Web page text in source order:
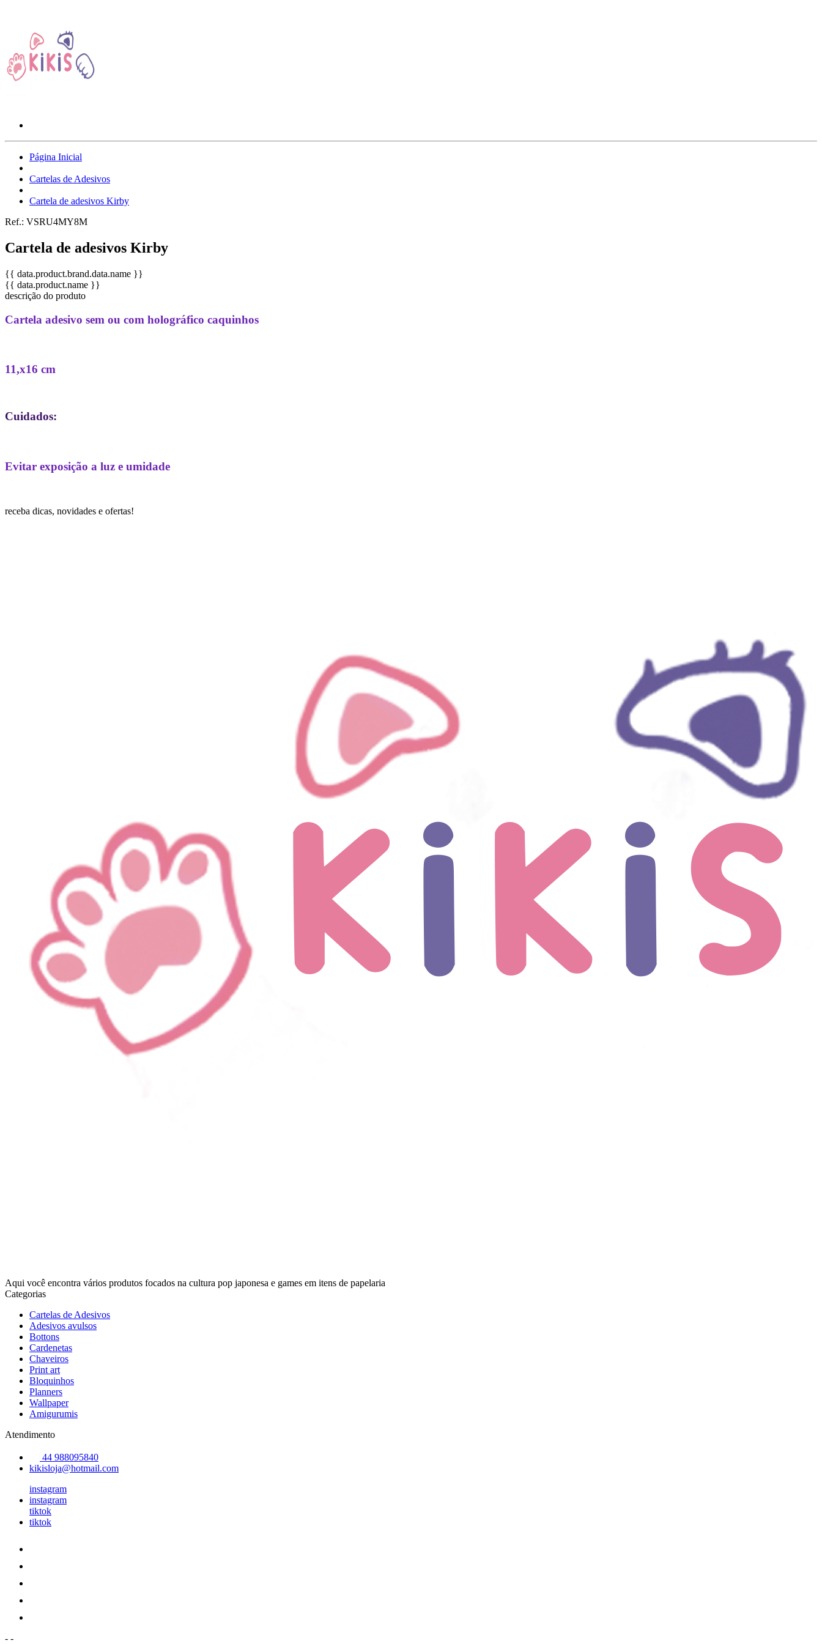
Página Inicial
Cartelas de Adesivos
Cartela de adesivos Kirby
Ref.: VSRU4MY8M
Cartela de adesivos Kirby
{{ data.product.brand.data.name }}
{{ data.product.name }}
descrição do produto
Cartela adesivo sem ou com holográfico caquinhos
11,x16 cm
Cuidados:
Evitar exposição a luz e umidade
receba dicas, novidades e ofertas!
Aqui você encontra vários produtos focados na cultura pop japonesa e games em itens de papelaria
Categorias
Cartelas de Adesivos
Adesivos avulsos
Bottons
Cardenetas
Chaveiros
Print art
Bloquinhos
Planners
Wallpaper
Amigurumis
Atendimento
44 988095840
kikisloja@hotmail.com
instagram
instagram
tiktok
tiktok
- -